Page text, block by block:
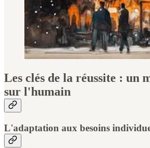
Les clés de la réussite : un
sur l'humain
L'adaptation aux besoins